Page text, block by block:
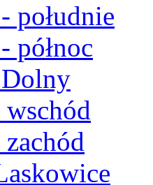
południe
północ